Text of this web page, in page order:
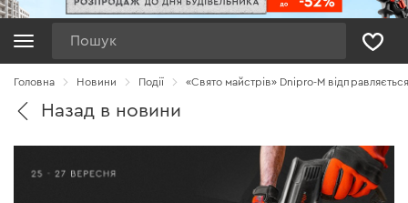
Головна Новини Події «Свято майстрів» Dnipro-M
Назад в новини